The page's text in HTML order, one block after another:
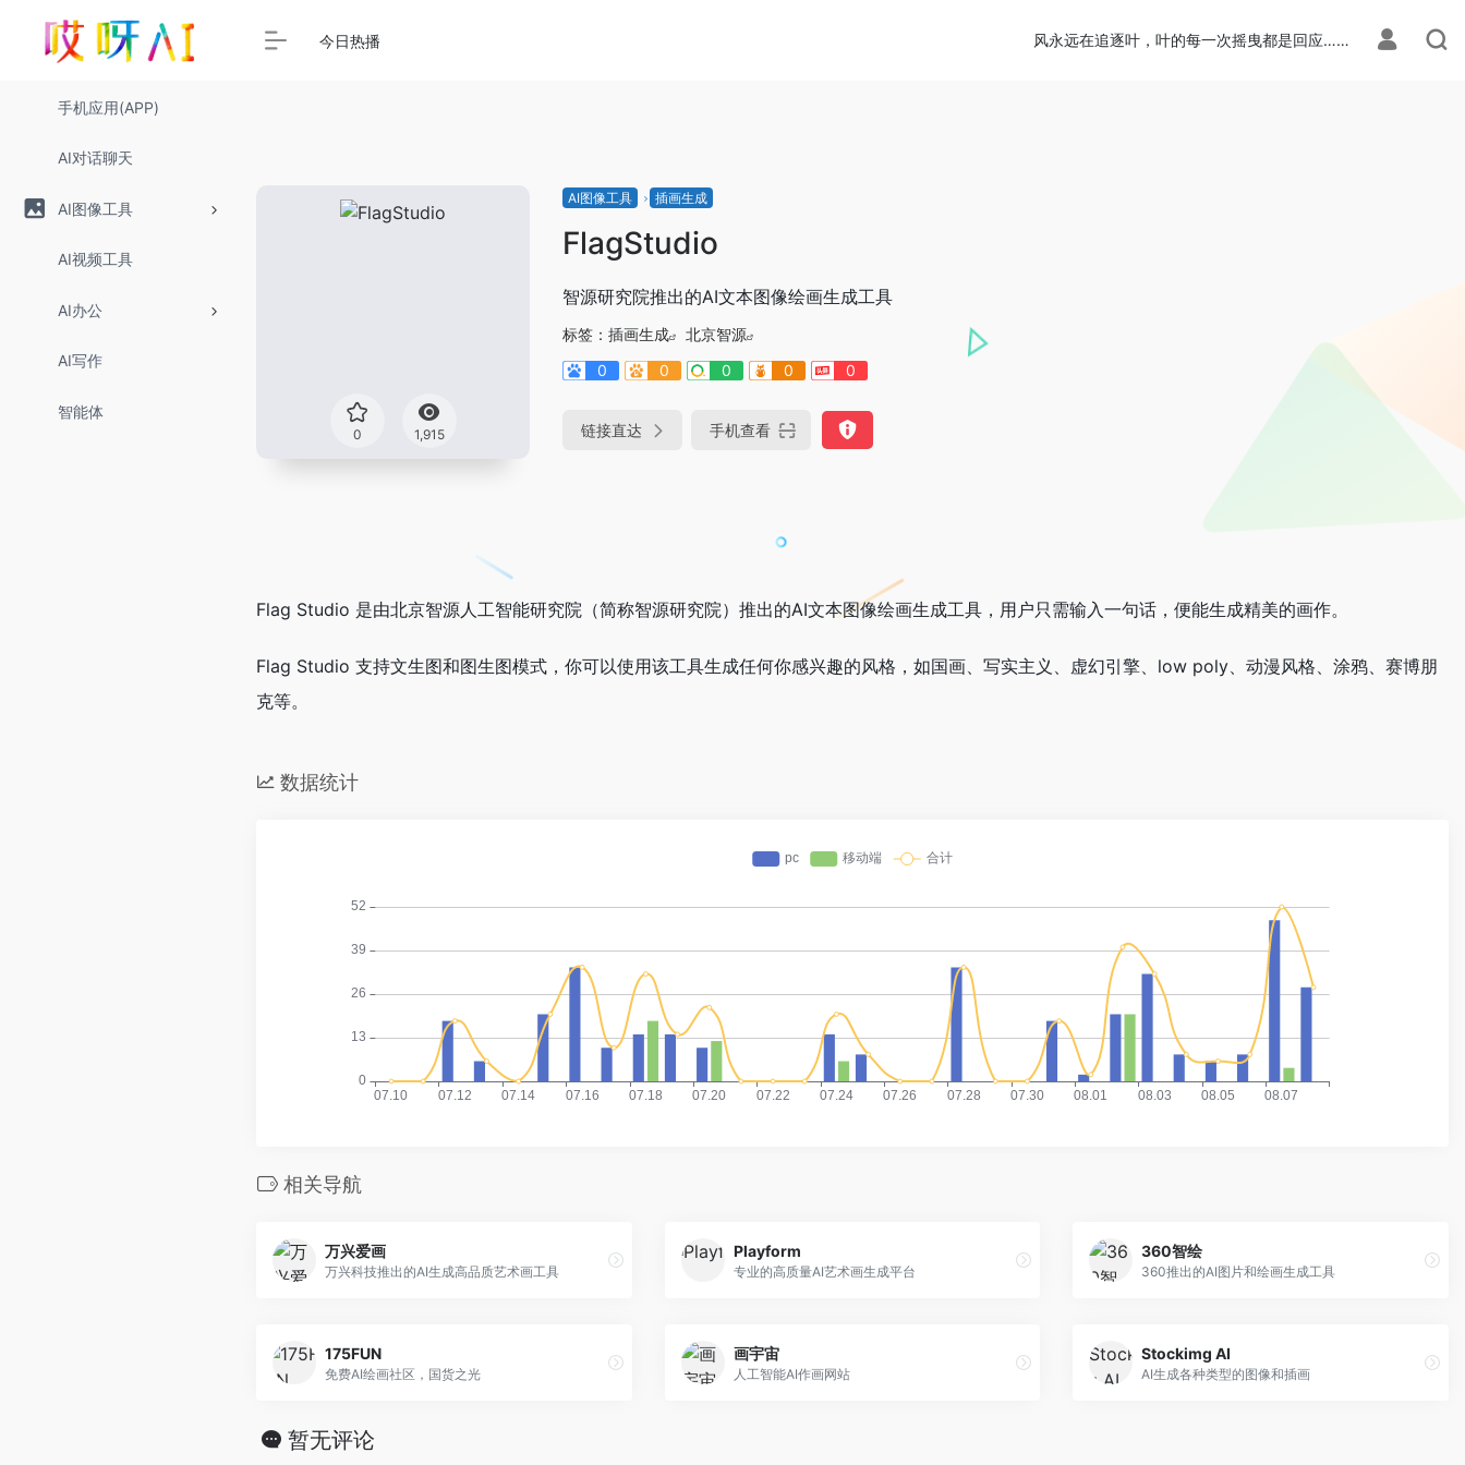
手机应用(APP)
AI对话聊天
AI图像工具
AI视频工具
AI办公
AI写作
智能体
今日热播 风永远在追逐叶，叶的每一次摇曳都是回应……
0 1,915
AI图像工具 插画生成
FlagStudio
智源研究院推出的AI文本图像绘画生成工具
标签： 插画生成
北京智源
0
0 0 0 0
链接直达 手机查看
Flag Studio 是由北京智源人工智能研究院（简称智源研究院）推出的AI文本图像绘画生成工具，用户只需输入一句话，便能生成精美的画作。
Flag Studio 支持文生图和图生图模式，你可以使用该工具生成任何你感兴趣的风格，如国画、写实主义、虚幻引擎、low poly、动漫风格、涂鸦、赛博朋
克等。
数据统计
相关导航
万兴爱画
万兴科技推出的AI生成高品质艺术画工具
Playform
专业的高质量AI艺术画生成平台
360智绘
360推出的AI图片和绘画生成工具
175FUN
免费AI绘画社区，国货之光
画宇宙
人工智能AI作画网站
Stockimg AI
AI生成各种类型的图像和插画
暂无评论